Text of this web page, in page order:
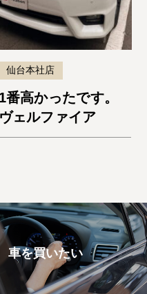
仙台本社店
1番高かったです。
ヴェルファイア
車を買いたい